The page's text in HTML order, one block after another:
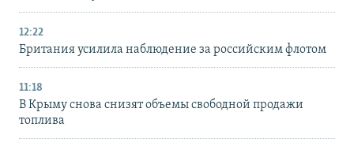
12:22
Британия усилила наблюдение за российским флотом
11:18
В Крыму снова снизят объемы свободной продажи
топлива